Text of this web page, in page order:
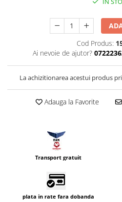
Accesorii filtre
Convertoare pe filet foto video
Inele reductii obiective
Curatare si intretinere
Blitz-uri externe
Blitz-uri TTL - Dedicate
Compatibil Sony
Adaptoare stativ port umbrela si
Comander TTL
Cabluri si Patine Sincron
Cod Produs:
Ai nevoie de ajutor?
La achizitionarea acestui produs
Adauga la Favorite
Transport gratuit
plata in rate fara dobanda